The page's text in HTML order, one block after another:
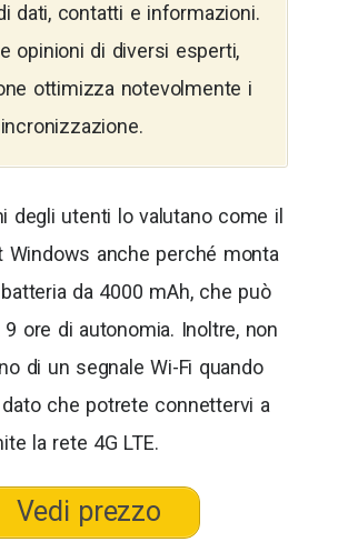
dati, contatti e informazioni.
opinioni di diversi esperti,
ottimizza notevolmente i
degli utenti lo valutano come il
Windows anche perché monta
da 4000 mAh, che può
ore di autonomia. Inoltre, non
di un segnale Wi-Fi quando
che potrete connettervi a
la rete 4G LTE.
Vedi prezzo